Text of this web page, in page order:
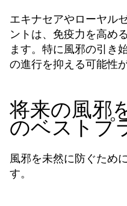
エキナセアやローヤル
ントは、免疫力を高め
ます。特に風邪の引き
の進行を抑える可能性
将来の風邪
のベストプ
風邪を未然に防ぐため
す。